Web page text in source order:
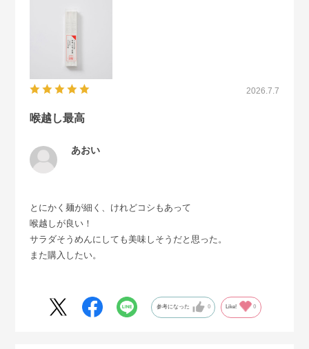
2026.7.7
喉越し最高
あおい
とにかく麺が細く、けれどコシもあって
喉越しが良い！
サラダそうめんにしても美味しそうだと思った。
また購入したい。
参考になった 0 Like! 0